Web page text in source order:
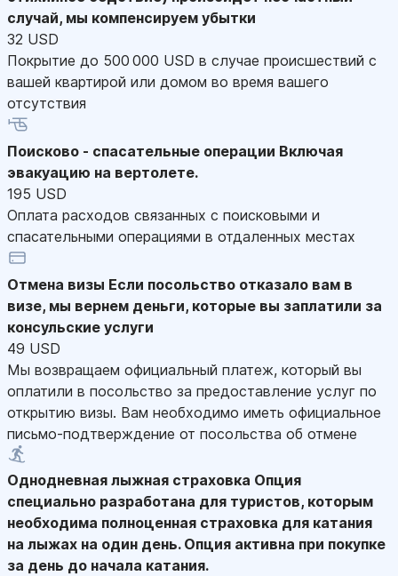
случай, мы компенсируем убытки
32 USD
Покрытие до 500 000 USD в случае происшествий с
вашей квартирой или домом во время вашего
отсутствия
Поисково - спасательные операции Включая
эвакуацию на вертолете.
195 USD
Оплата расходов связанных с поисковыми и
спасательными операциями в отдаленных местах
Отмена визы Если посольство отказало вам в
визе, мы вернем деньги, которые вы заплатили за
консульские услуги
49 USD
Мы возвращаем официальный платеж, который вы
оплатили в посольство за предоставление услуг по
открытию визы. Вам необходимо иметь официальное
письмо-подтверждение от посольства об отмене
Однодневная лыжная страховка Опция
специально разработана для туристов, которым
необходима полноценная страховка для катания
на лыжах на один день. Опция активна при покупке
за день до начала катания.